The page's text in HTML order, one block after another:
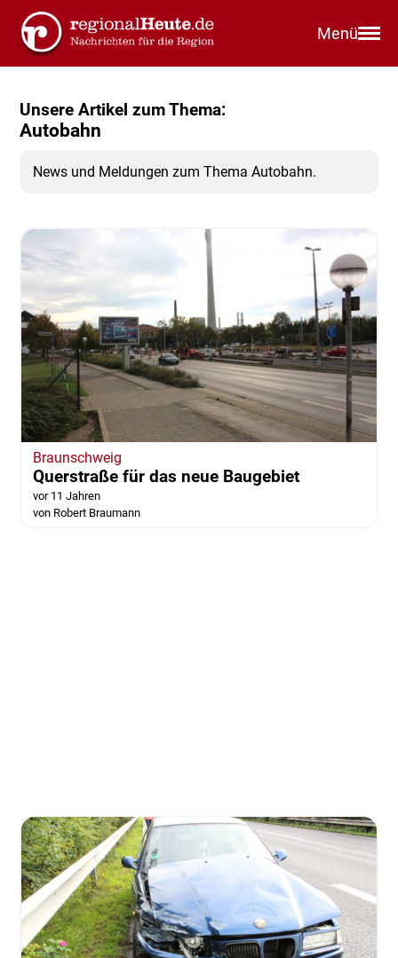
Menü
Unsere Artikel zum Thema:
Autobahn
News und Meldungen zum Thema Autobahn.
Braunschweig
Querstraße für das neue Baugebiet
vor 11 Jahren
von Robert Braumann